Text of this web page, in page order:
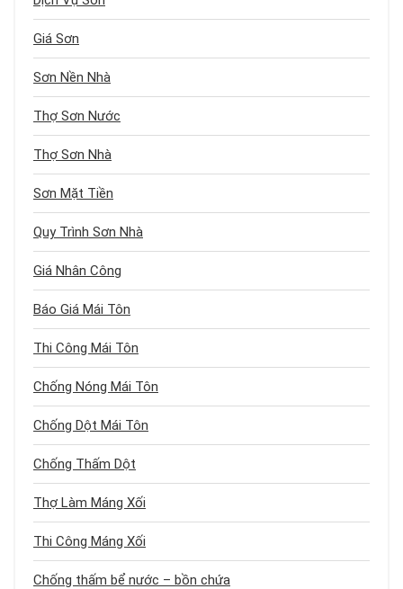
Giá Sơn
Sơn Nền Nhà
Thợ Sơn Nước
Thợ Sơn Nhà
Sơn Mặt Tiền
Quy Trình Sơn Nhà
Giá Nhân Công
Báo Giá Mái Tôn
Thi Công Mái Tôn
Chống Nóng Mái Tôn
Chống Dột Mái Tôn
Chống Thấm Dột
Thợ Làm Máng Xối
Thi Công Máng Xối
Chống thấm bể nước – bồn chứa